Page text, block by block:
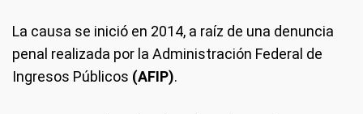
La causa se inició en 2014, a raíz de una denuncia
penal realizada por la Administración Federal de
Ingresos Públicos (AFIP).